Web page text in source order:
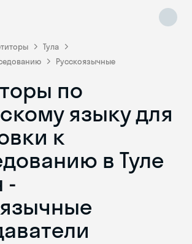
Тула
Русскоязычные
по
языку для
к
в Туле
-